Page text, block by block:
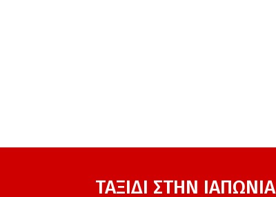
ΤΑΞΙΔΙ ΣΤΗΝ ΙΑΠΩΝΙΑ